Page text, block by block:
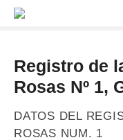
Registro de
Rosas Nº 1,
DATOS DEL
ROSAS NUM. 1